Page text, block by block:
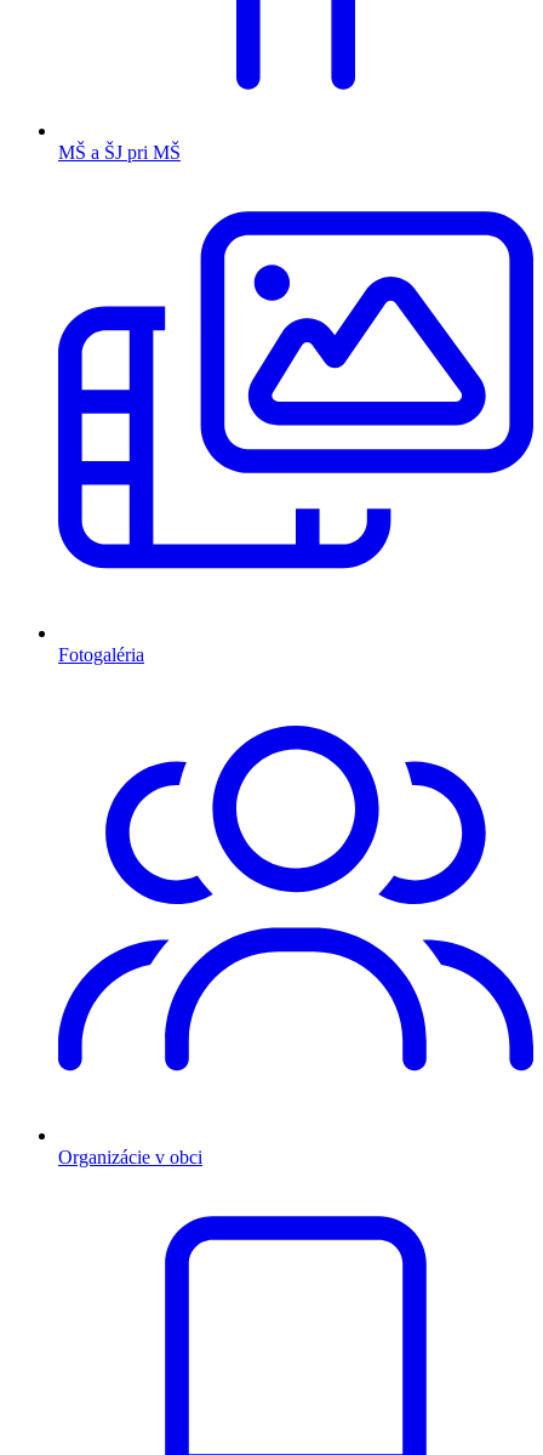
MŠ a ŠJ pri MŠ
Fotogaléria
Organizácie v obci